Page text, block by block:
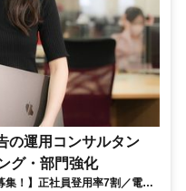
の運用コンサルタン
グ・部門強化
集！】正社員登用率7割／電通